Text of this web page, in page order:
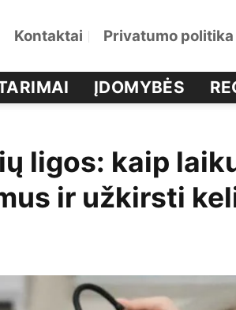
Kontaktai Privatumo politika
ĮDOMYBĖS
ligos: kaip
ir užkirsti